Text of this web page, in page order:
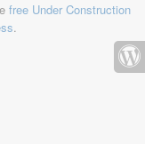
free Under Construction
.